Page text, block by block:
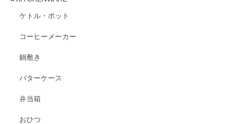
ケトル・ポット
コーヒーメーカー
鍋敷き
バターケース
弁当箱
おひつ